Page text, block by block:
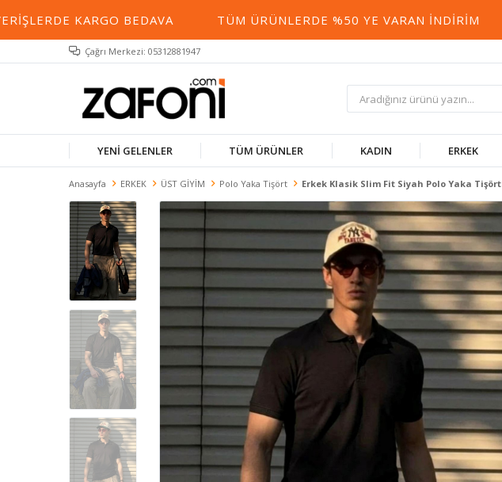
KARGO BEDAVA TÜM ÜRÜNLERDE %50 YE VARAN İNDIRIM
Çağrı Merkezi: 05312881947
YENİ GELENLER TÜM ÜRÜNLER KADIN ERKEK
Anasayfa ERKEK ÜST GİYİM Polo Yaka Tişört Erkek Klasik Slim Fit Siyah Polo Yaka Tişört